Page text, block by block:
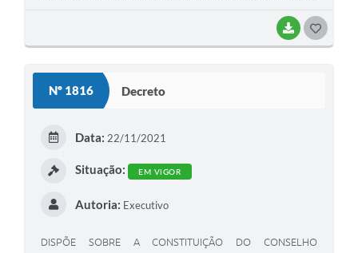
BAIXAR
Nº 1816 Decreto
Data: 22/11/2021
Situação: EM VIGOR
Autoria: Executivo
DISPÕE SOBRE A CONSTITUIÇÃO DO CONSELHO